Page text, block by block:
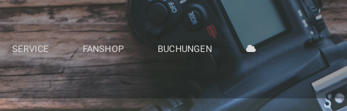
SERVICE FANSHOP BUCHUNGEN